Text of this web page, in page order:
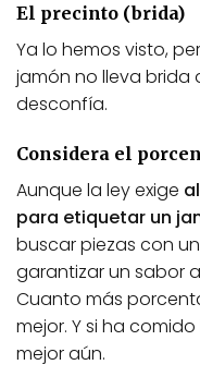
El precinto (brida)
Ya lo hemos visto,
jamón no lleva brida
desconfía.
Considera el
Aunque la ley exige
para etiquetar un
buscar piezas con
garantizar un sabor
Cuanto más
mejor. Y si ha
mejor aún.